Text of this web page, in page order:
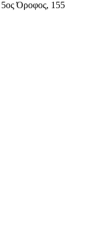
Όροφος, 155